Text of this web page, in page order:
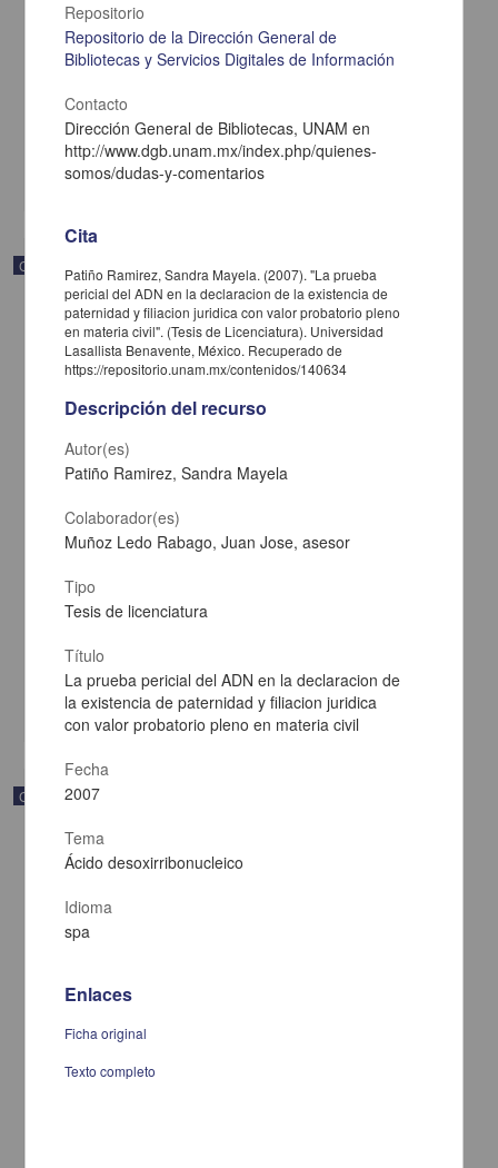
Carta de Zeferino Pérez, el general Antonio Rábago se encuentra
Pérez, Zeferino
[sin fecha]
Multidisciplina
Correspondencia postal
Carta de José María Maytorena a Francisco I. Madero en la que
informa se irá a la costa por prescripción médica
[sin fecha]
Multidisciplina
Correspondencia postal
Repositorio
Repositorio de la Dirección General de
Bibliotecas y Servicios Digitales de Información
Contacto
Dirección General de Bibliotecas, UNAM en
http://www.dgb.unam.mx/index.php/quienes-
somos/dudas-y-comentarios
Cita
Patiño Ramirez, Sandra Mayela. (2007). "La prueba
pericial del ADN en la declaracion de la existencia de
paternidad y filiacion juridica con valor probatorio pleno
en materia civil". (Tesis de Licenciatura). Universidad
Lasallista Benavente, México. Recuperado de
https://repositorio.unam.mx/contenidos/140634
Descripción del recurso
Autor(es)
Patiño Ramirez, Sandra Mayela
Colaborador(es)
Muñoz Ledo Rabago, Juan Jose, asesor
Tipo
Tesis de licenciatura
Título
La prueba pericial del ADN en la declaracion de
la existencia de paternidad y filiacion juridica
con valor probatorio pleno en materia civil
Fecha
2007
Tema
Ácido desoxirribonucleico
Idioma
spa
Enlaces
Ficha original
Texto completo